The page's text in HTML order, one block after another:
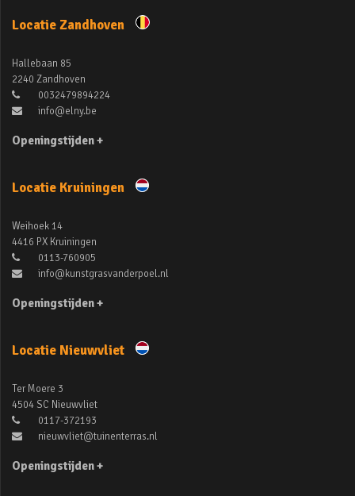
Locatie Zandhoven
Hallebaan 85
2240 Zandhoven
0032479894224
info@elny.be
Openingstijden +
Locatie Kruiningen
Weihoek 14
4416 PX Kruiningen
0113-760905
info@kunstgrasvanderpoel.nl
Openingstijden +
Locatie Nieuwvliet
Ter Moere 3
4504 SC Nieuwvliet
0117-372193
nieuwvliet@tuinenterras.nl
Openingstijden +